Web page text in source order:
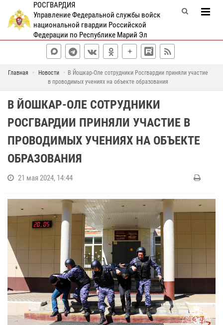
РОСГВАРДИЯ
Управление Федеральной службы войск
национальной гвардии Российской
Федерации по Республике Марий Эл
Главная Новости
В Йошкар-Оле сотрудники Росгвардии приняли участие
в проводимых учениях на объекте образования
В ЙОШКАР-ОЛЕ СОТРУДНИКИ
РОСГВАРДИИ ПРИНЯЛИ УЧАСТИЕ В
ПРОВОДИМЫХ УЧЕНИЯХ НА ОБЪЕКТЕ
ОБРАЗОВАНИЯ
21 мая 2024, 14:44